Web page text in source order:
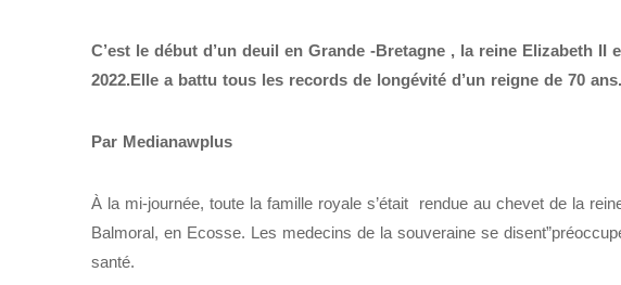
C’est le début d’un deuil en Grande -Bretagne , la reine Elizabeth II
2022.Elle a battu tous les records de longévité d’un reigne de 70 ans.
Par Medianawplus
À la mi-journée, toute la famille royale s’était rendue au chevet de la
Balmoral, en Ecosse. Les medecins de la souveraine se
santé.